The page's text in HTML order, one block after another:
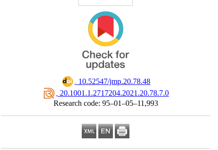
‎ 10.52547/jmp.20.78.48
‎ 20.1001.1.2717204.2021.20.78.7.0
Research code: 95–01–05–11,993